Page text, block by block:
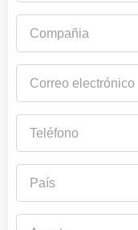
electrónico